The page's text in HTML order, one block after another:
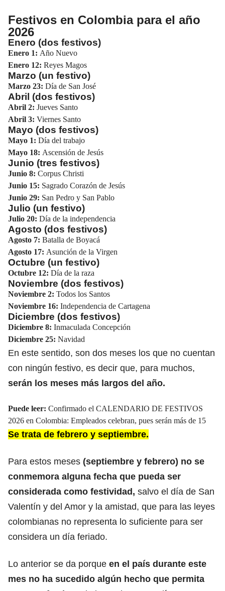
Festivos en Colombia para el año
2026
Enero (dos festivos)
Enero 1: Año Nuevo
Enero 12: Reyes Magos
Marzo (un festivo)
Marzo 23: Día de San José
Abril (dos festivos)
Abril 2: Jueves Santo
Abril 3: Viernes Santo
Mayo (dos festivos)
Mayo 1: Día del trabajo
Mayo 18: Ascensión de Jesús
Junio (tres festivos)
Junio 8: Corpus Christi
Junio 15: Sagrado Corazón de Jesús
Junio 29: San Pedro y San Pablo
Julio (un festivo)
Julio 20: Día de la independencia
Agosto (dos festivos)
Agosto 7: Batalla de Boyacá
Agosto 17: Asunción de la Virgen
Octubre (un festivo)
Octubre 12: Día de la raza
Noviembre (dos festivos)
Noviembre 2: Todos los Santos
Noviembre 16: Independencia de Cartagena
Diciembre (dos festivos)
Diciembre 8: Inmaculada Concepción
Diciembre 25: Navidad
En este sentido, son dos meses los que no cuentan
con ningún festivo, es decir que, para muchos,
serán los meses más largos del año.
Puede leer: Confirmado el CALENDARIO DE FESTIVOS
2026 en Colombia: Empleados celebran, pues serán más de 15
Se trata de febrero y septiembre.
Para estos meses (septiembre y febrero) no se
conmemora alguna fecha que pueda ser
considerada como festividad, salvo el día de San
Valentín y del Amor y la amistad, que para las leyes
colombianas no representa lo suficiente para ser
considera un día feriado.
Lo anterior se da porque en el país durante este
mes no ha sucedido algún hecho que permita